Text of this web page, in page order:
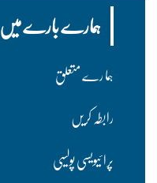
ہمارے بارے میں
ہما رے متعلق
رابطہ کریں
پرا ئیویسی پولسیی